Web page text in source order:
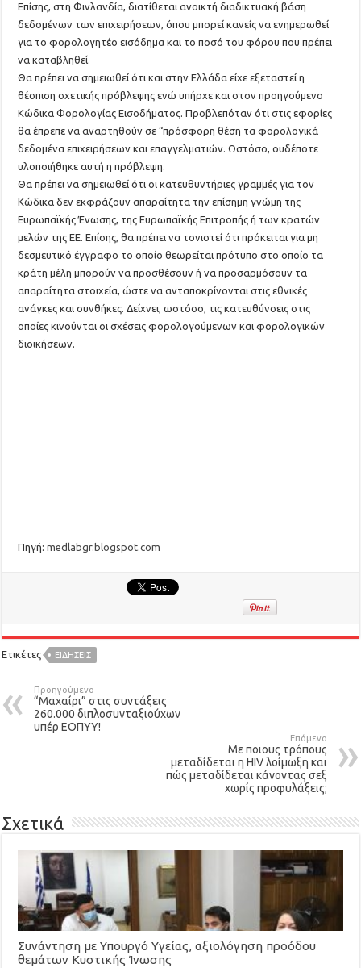
Επίσης, στη Φινλανδία, διατίθεται ανοικτή διαδικτυακή βάση
δεδομένων των επιχειρήσεων, όπου μπορεί κανείς να ενημερωθεί
για το φορολογητέο εισόδημα και το ποσό του φόρου που πρέπει
να καταβληθεί.
Θα πρέπει να σημειωθεί ότι και στην Ελλάδα είχε εξεταστεί η
θέσπιση σχετικής πρόβλεψης ενώ υπήρχε και στον προηγούμενο
Κώδικα Φορολογίας Εισοδήματος. Προβλεπόταν ότι στις εφορίες
θα έπρεπε να αναρτηθούν σε “πρόσφορη θέση τα φορολογικά
δεδομένα επιχειρήσεων και επαγγελματιών. Ωστόσο, ουδέποτε
υλοποιήθηκε αυτή η πρόβλεψη.
Θα πρέπει να σημειωθεί ότι οι κατευθυντήριες γραμμές για τον
Κώδικα δεν εκφράζουν απαραίτητα την επίσημη γνώμη της
Ευρωπαϊκής Ένωσης, της Ευρωπαϊκής Επιτροπής ή των κρατών
μελών της ΕΕ. Επίσης, θα πρέπει να τονιστεί ότι πρόκειται για μη
δεσμευτικό έγγραφο το οποίο θεωρείται πρότυπο στο οποίο τα
κράτη μέλη μπορούν να προσθέσουν ή να προσαρμόσουν τα
απαραίτητα στοιχεία, ώστε να ανταποκρίνονται στις εθνικές
ανάγκες και συνθήκες. Δείχνει, ωστόσο, τις κατευθύνσεις στις
οποίες κινούνται οι σχέσεις φορολογούμενων και φορολογικών
διοικήσεων.
Πηγή:medlabgr.blogspot.com
Ετικέτες ΕΙΔΉΣΕΙΣ
Προηγούμενο
“Μαχαίρι” στις συντάξεις
260.000 διπλοσυνταξιούχων
υπέρ ΕΟΠΥΥ!
Επόμενο
Με ποιους τρόπους
μεταδίδεται η HIV λοίμωξη και
πώς μεταδίδεται κάνοντας σεξ
χωρίς προφυλάξεις;
Σχετικά
Συνάντηση με Υπουργό Υγείας, αξιολόγηση προόδου
θεμάτων Κυστικής Ίνωσης